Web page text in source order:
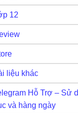
12
liệu khác
Hỗ Trợ – Sử
và hàng ngày